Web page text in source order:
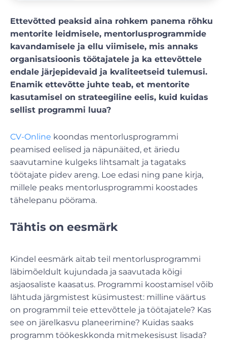
Ettevõtted peaksid aina rohkem panema rõhku
mentorite leidmisele, mentorlusprogrammide
kavandamisele ja ellu viimisele, mis annaks
organisatsioonis töötajatele ja ka ettevõttele
endale järjepidevaid ja kvaliteetseid tulemusi.
Enamik ettevõtte juhte teab, et mentorite
kasutamisel on strateegiline eelis, kuid kuidas
sellist programmi luua?
CV-Online koondas mentorlusprogrammi
peamised eelised ja näpunäited, et äriedu
saavutamine kulgeks lihtsamalt ja tagataks
töötajate pidev areng. Loe edasi ning pane kirja,
millele peaks mentorlusprogrammi koostades
tähelepanu pöörama.
Tähtis on eesmärk
Kindel eesmärk aitab teil mentorlusprogrammi
läbimõeldult kujundada ja saavutada kõigi
asjaosaliste kaasatus. Programmi koostamisel võib
lähtuda järgmistest küsimustest: milline väärtus
on programmil teie ettevõttele ja töötajatele? Kas
see on järelkasvu planeerimine? Kuidas saaks
programm töökeskkonda mitmekesisust lisada?